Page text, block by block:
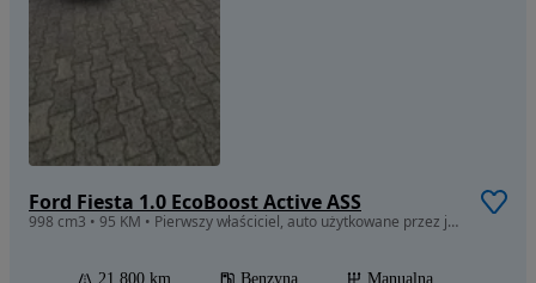
Ford Fiesta 1.0 EcoBoost Active ASS
998 cm3 • 95 KM • Pierwszy właściciel, auto użytkowane przez jedną osobę.
21 800 km Benzyna Manualna